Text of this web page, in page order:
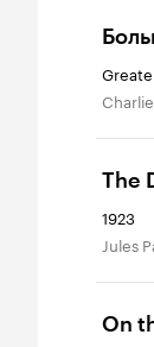
The
1923
Jules
On